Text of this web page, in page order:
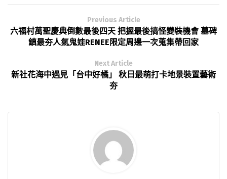
Previous Article
六福村萬聖慶典倒數最後四天 把握最後搞怪變裝機會 墓碑
鎮最夯人氣鬼娃RENEE限定周邊一次蒐集帶回家
Next Article
新社花海中遇見「台中好橘」 秋日最萌打卡地景裝置藝術
夯